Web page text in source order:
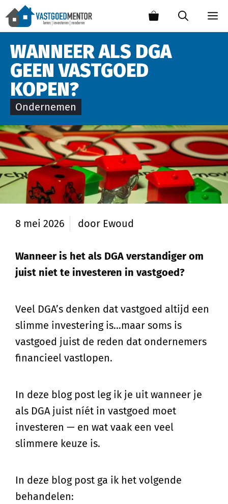
WANNEER ALS DGA
GEEN VASTGOED
KOPEN?
Ondernemen
8 mei 2026 door Ewoud
Wanneer is het als DGA verstandiger om
juist niet te investeren in vastgoed?
Veel DGA’s denken dat vastgoed altijd een
slimme investering is…maar soms is
vastgoed juist de reden dat ondernemers
financieel vastlopen.
In deze blog post leg ik je uit wanneer je
als DGA juist níét in vastgoed moet
investeren — en wat vaak een veel
slimmere keuze is.
In deze blog post ga ik het volgende
behandelen: